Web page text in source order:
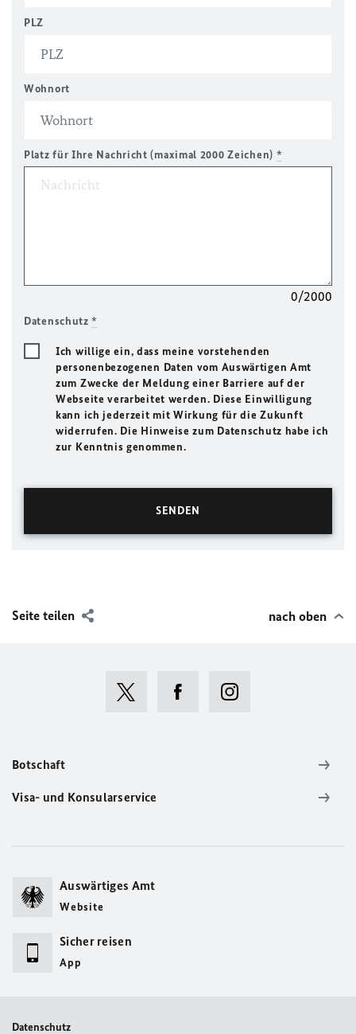
PLZ
Wohnort
Platz für Ihre Nachricht (maximal 2000 Zeichen) *
0/2000
Datenschutz*
Ich willige ein, dass meine vorstehenden
personenbezogenen Daten vom Auswärtigen Amt
zum Zwecke der Meldung einer Barriere auf der
Webseite verarbeitet werden. Diese Einwilligung
kann ich jederzeit mit Wirkung für die Zukunft
widerrufen. Die Hinweise zum Datenschutz habe ich
zur Kenntnis genommen.
Seite teilen nach oben
Botschaft
Visa- und Konsularservice
Auswärtiges Amt
Website
Sicher reisen
App
Datenschutz